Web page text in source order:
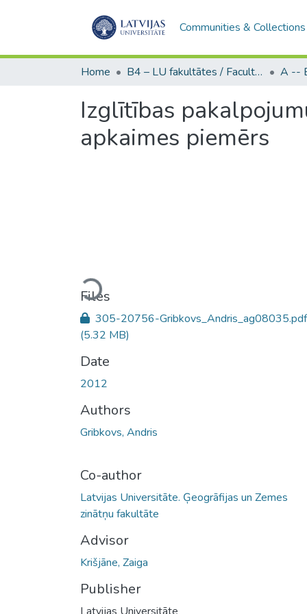
Communities & Collections
Home B4 – LU fakultātes / Faculties of the UL
Izglītības
apkaimes piemērs
Loading...
Files
305-20756-Gribkovs_Andris_ag08035.pdf
(5.32 MB)
Date
2012
Authors
Gribkovs, Andris
Co-author
Latvijas Universitāte. Ģeogrāfijas un Zemes
zinātņu fakultāte
Advisor
Krišjāne, Zaiga
Publisher